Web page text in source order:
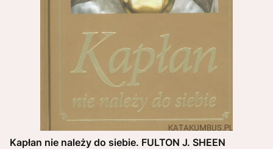
Kapłan nie należy do siebie. FULTON J. SHEEN